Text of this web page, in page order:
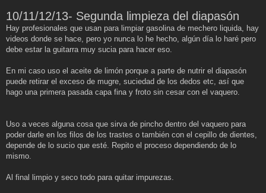
10/11/12/13- Segunda limpieza del diapasón
Hay profesionales que usan para limpiar gasolina de mechero liquida, hay
videos donde se hace, pero yo nunca lo he hecho, algún día lo haré pero
debe estar la guitarra muy sucia para hacer eso.
En mi caso uso el aceite de limón porque a parte de nutrir el diapasón
puede retirar el exceso de mugre, suciedad de los dedos etc, así que
hago una primera pasada capa fina y froto sin cesar con el vaquero.
Uso a veces alguna cosa que sirva de pincho dentro del vaquero para
poder darle en los filos de los trastes o también con el cepillo de dientes,
depende de lo sucio que esté. Repito el proceso dependiendo de lo
mismo.
Al final limpio y seco todo para quitar impurezas.